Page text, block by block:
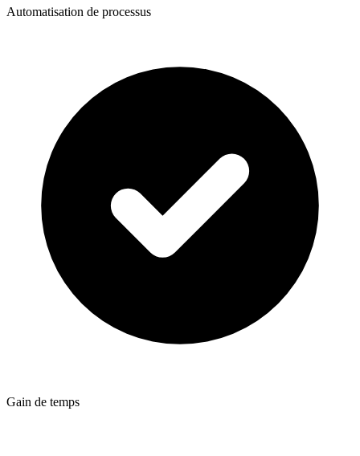
Automatisation de processus
Gain de temps